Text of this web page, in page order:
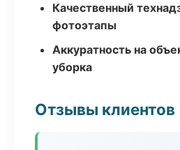
Качественный
фотоэтапы
Аккуратность на
уборка
Отзывы клиентов